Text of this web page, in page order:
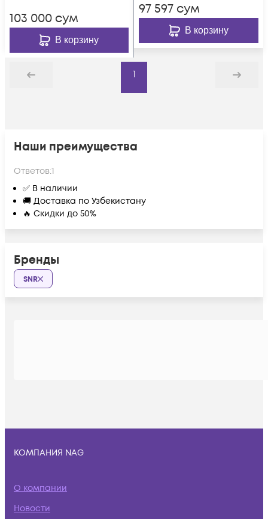
103 000 сум
В корзину
97 597 сум
В корзину
Назад
1
Дальше
Наши преимущества
Ответов:1
✅ В наличии
🚚 Доставка по Узбекистану
🔥 Скидки до 50%
Бренды
SNR
КОМПАНИЯ NAG
О компании
Новости